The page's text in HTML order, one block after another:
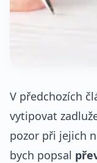
V předchozích
vytipovat
pozor při jejich
bych popsal